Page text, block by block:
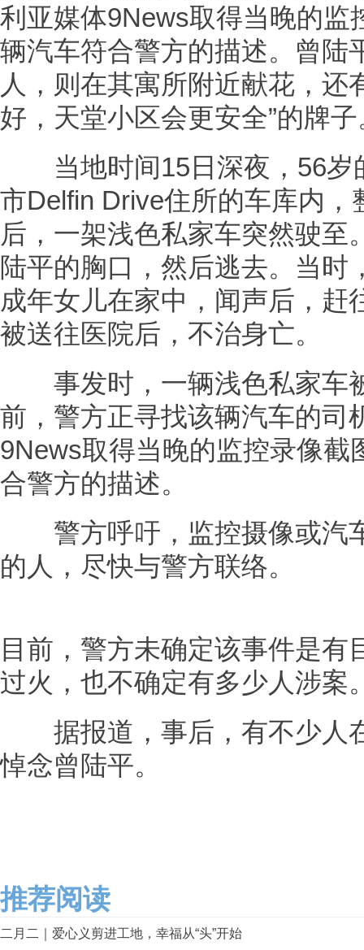
利亚媒体9News取得当晚的监
辆汽车符合警方的描述。曾陆
人，则在其寓所附近献花，还
好，天堂小区会更安全”的牌子
当地时间15日深夜，56岁
市Delfin Drive住所的车库内
后，一架浅色私家车突然驶至
陆平的胸口，然后逃去。当时
成年女儿在家中，闻声后，赶
被送往医院后，不治身亡。
事发时，一辆浅色私家车
前，警方正寻找该辆汽车的司
9News取得当晚的监控录像截
合警方的描述。
警方呼吁，监控摄像或汽
的人，尽快与警方联络。
目前，警方未确定该事件是有
过火，也不确定有多少人涉案
据报道，事后，有不少人
悼念曾陆平。
推荐阅读
二月二｜爱心义剪进工地，幸福从“头”开始